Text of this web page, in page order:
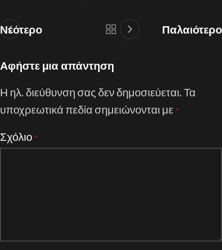
Νεότερο Παλαιότερο
Αφήστε μια απάντηση
Η ηλ. διεύθυνση σας δεν δημοσιεύεται.Τα
υποχρεωτικά πεδία σημειώνονται με *
Σχόλιο *